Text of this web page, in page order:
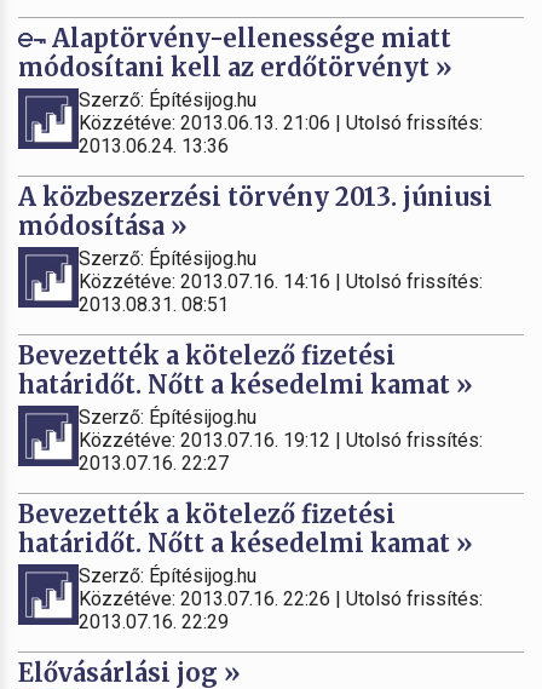
Alaptörvény-ellenessége miatt
módosítani kell az erdőtörvényt »
Szerző: Építésijog.hu
Közzétéve: 2013.06.13. 21:06 | Utolsó frissítés:
2013.06.24. 13:36
A közbeszerzési törvény 2013. júniusi
módosítása »
Szerző: Építésijog.hu
Közzétéve: 2013.07.16. 14:16 | Utolsó frissítés:
2013.08.31. 08:51
Bevezették a kötelező fizetési
határidőt. Nőtt a késedelmi kamat »
Szerző: Építésijog.hu
Közzétéve: 2013.07.16. 19:12 | Utolsó frissítés:
2013.07.16. 22:27
Bevezették a kötelező fizetési
határidőt. Nőtt a késedelmi kamat »
Szerző: Építésijog.hu
Közzétéve: 2013.07.16. 22:26 | Utolsó frissítés:
2013.07.16. 22:29
Elővásárlási jog »